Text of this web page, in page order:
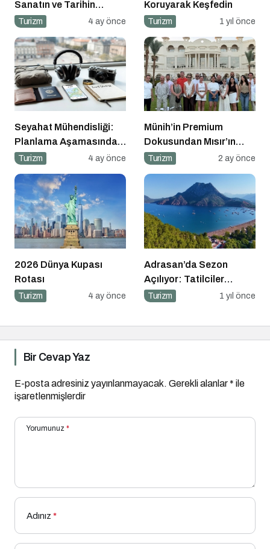
Sanatın ve Tarihin
Kesiştiği Coğrafya
Turizm 4 ay önce
Koruyarak Keşfedin
Turizm 1 yıl önce
Seyahat Mühendisliği:
Planlama Aşamasında
“Hacker” Olmak
Turizm 4 ay önce
Münih’in Premium
Dokusundan Mısır’ın
Tarihi Derinliğine
Turizm 2 ay önce
2026 Dünya Kupası
Rotası
Turizm 4 ay önce
Adrasan’da Sezon
Açılıyor: Tatilciler
Doğayla İç İçe Bir Yaz
Turizm 1 yıl önce
Bir Cevap Yaz
E-posta adresiniz yayınlanmayacak. Gerekli alanlar* ile
işaretlenmişlerdir
Yorumunuz *
Adınız *